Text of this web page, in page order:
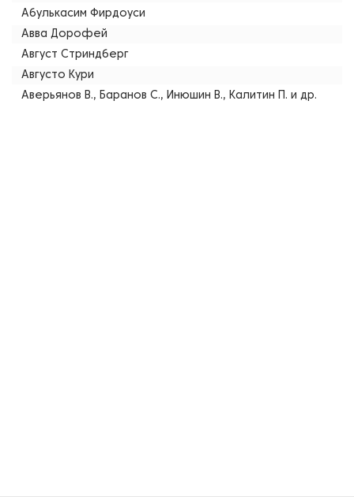
Абулькасим Фирдоуси
Авва Дорофей
Август Стриндберг
Августо Кури
Аверьянов В., Баранов С., Инюшин В., Калитин П. и др.